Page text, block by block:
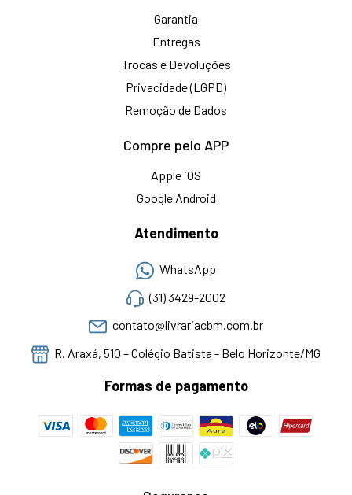
Garantia
Entregas
Trocas e Devoluções
Privacidade (LGPD)
Remoção de Dados
Compre pelo APP
Apple iOS
Google Android
Atendimento
WhatsApp
(31) 3429-2002
contato@livrariacbm.com.br
R. Araxá, 510 – Colégio Batista - Belo Horizonte/MG
Formas de pagamento